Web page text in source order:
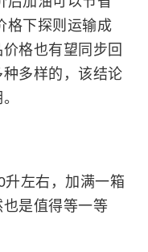
格下探则运输成
格也有望同步回
多样的，该结论
左右，加满一箱
是值得等一等